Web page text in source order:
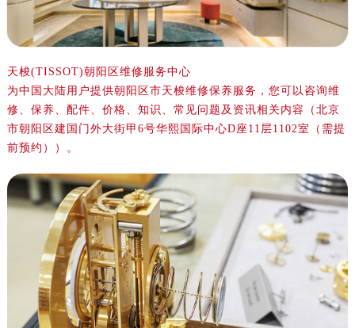
天梭(TISSOT)朝阳区维修服务中心
为中国大陆用户提供朝阳区市天梭维修保养服务，您可以咨询维
修、保养、配件、价格、知识、常见问题及资讯相关内容（北京
市朝阳区建国门外大街甲6号华熙国际中心D座11层1102室（需提
前预约））。